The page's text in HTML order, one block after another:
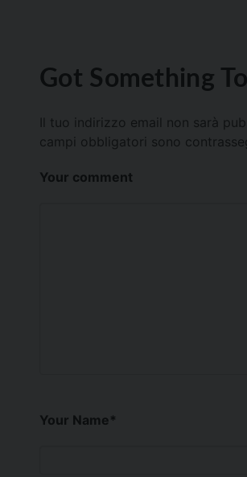
Got Something
Il tuo indirizzo email non sarà
campi obbligatori sono
Your comment
Your Name*